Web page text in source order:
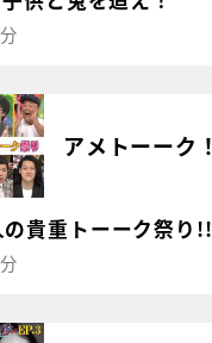
アメトーーク！
貴重トーーク祭り!!